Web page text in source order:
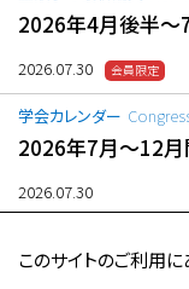
2026年4月後半〜
2026.07.30
学会カレンダー
2026年7月〜12月
2026.07.30
このサイトのご利用に